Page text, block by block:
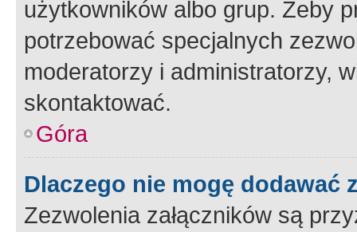
użytkowników albo grup. Żeby
potrzebować specjalnych
moderatorzy i administratorzy,
skontaktować.
Góra
Dlaczego nie mogę dodawać
Zezwolenia załączników są